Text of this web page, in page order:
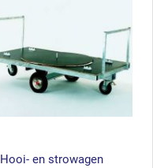
Hooi- en strowagen